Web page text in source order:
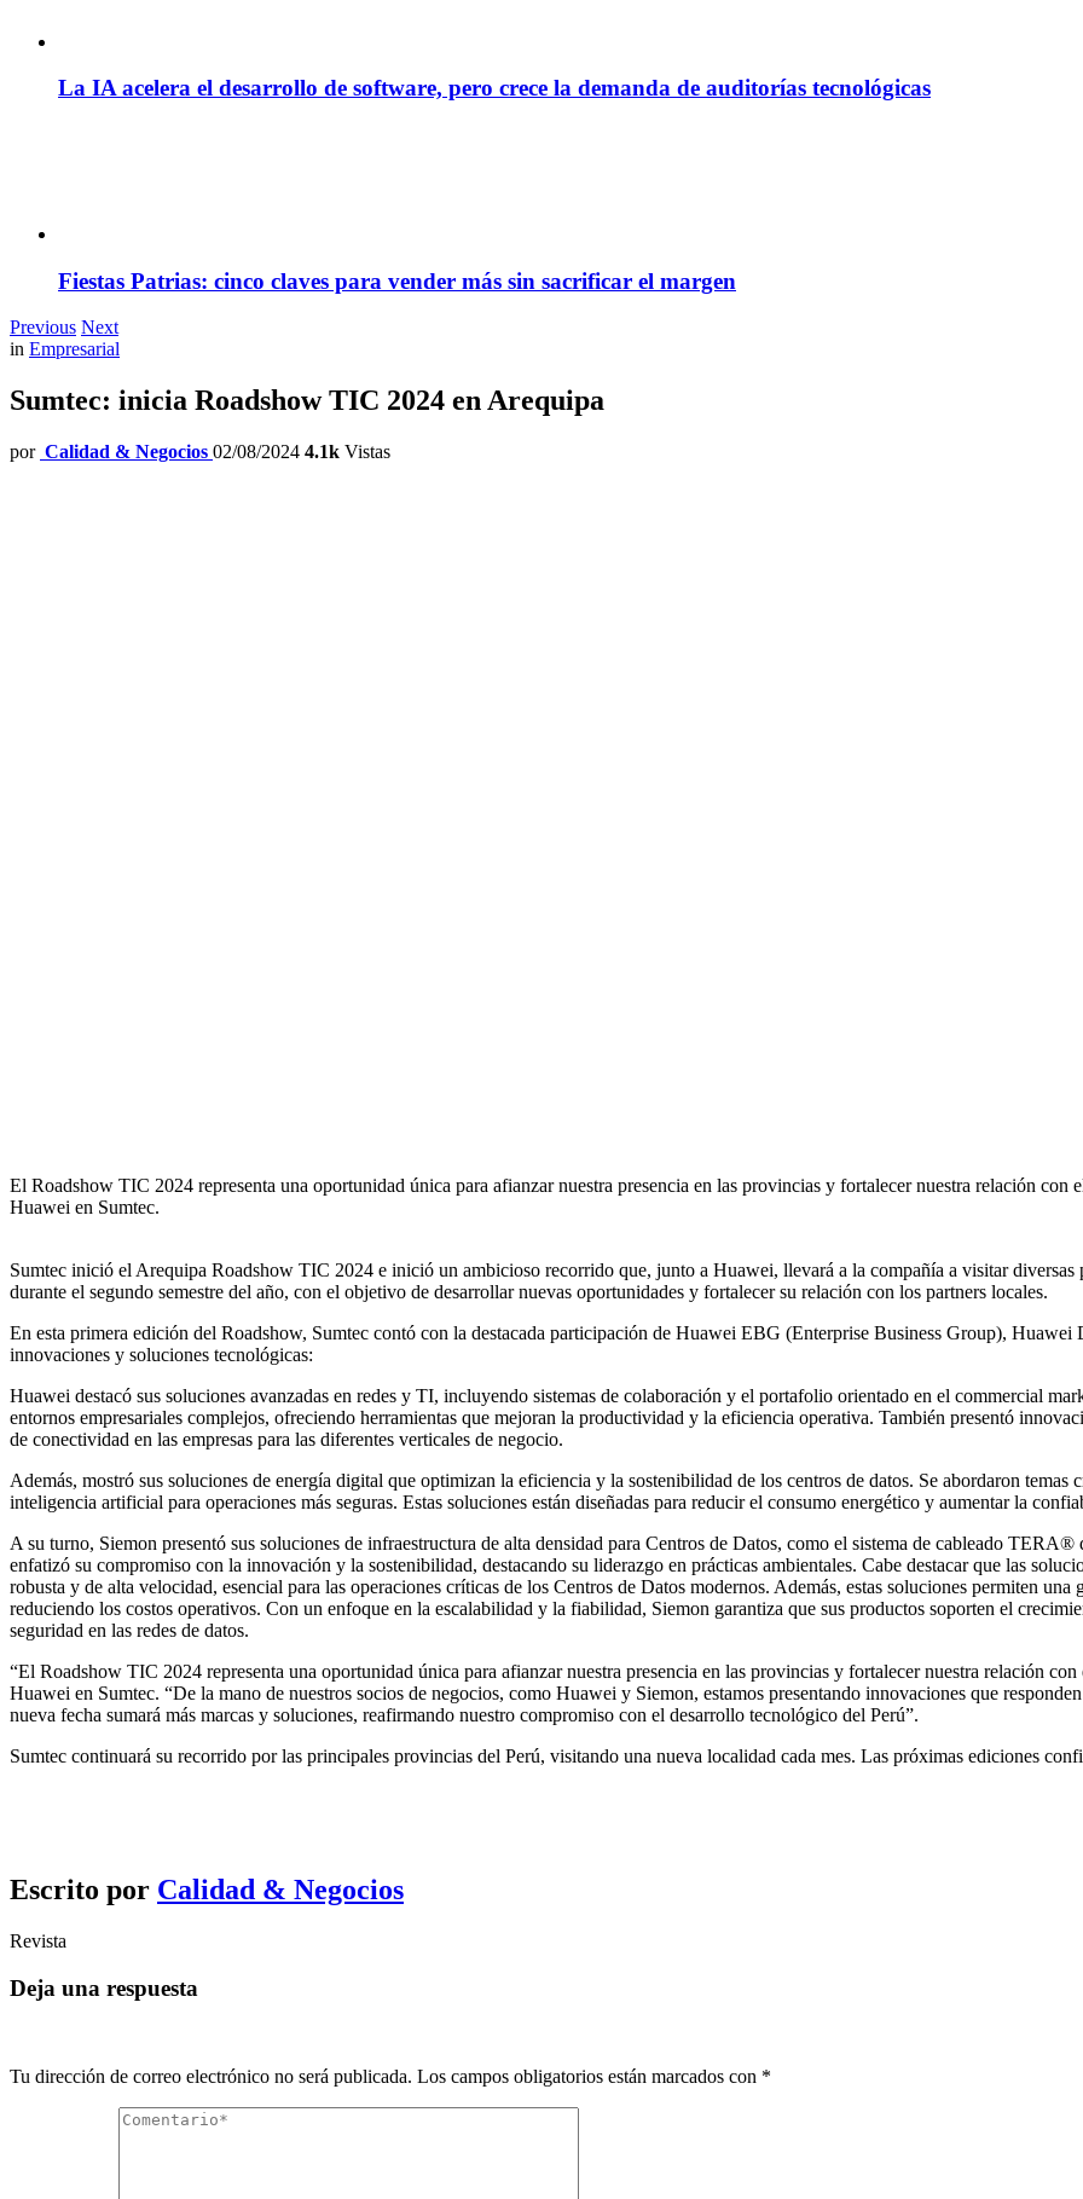
La IA acelera el desarrollo de software, pero crece la demanda de auditorías tecnológicas
Fiestas Patrias: cinco claves para vender más sin sacrificar el margen
Previous Next
in Empresarial
Sumtec: inicia Roadshow TIC 2024 en Arequipa
por Calidad & Negocios 02/08/2024 4.1k Vistas
El Roadshow TIC 2024 representa una oportunidad única para afianzar nuestra presencia en las provincias y fortalecer nuestra relación
Huawei en Sumtec.
Sumtec inició el Arequipa Roadshow TIC 2024 e inició un ambicioso recorrido que, junto a Huawei, llevará a la compañía a visitar diversas
durante el segundo semestre del año, con el objetivo de desarrollar nuevas oportunidades y fortalecer su relación con los partners locales.
En esta primera edición del Roadshow, Sumtec contó con la destacada participación de Huawei EBG (Enterprise Business Group), Huawei
innovaciones y soluciones tecnológicas:
Huawei destacó sus soluciones avanzadas en redes y TI, incluyendo sistemas de colaboración y el portafolio orientado en el commercial
entornos empresariales complejos, ofreciendo herramientas que mejoran la productividad y la eficiencia operativa. También presentó
de conectividad en las empresas para las diferentes verticales de negocio.
Además, mostró sus soluciones de energía digital que optimizan la eficiencia y la sostenibilidad de los centros de datos. Se abordaron
inteligencia artificial para operaciones más seguras. Estas soluciones están diseñadas para reducir el consumo energético y aumentar la
A su turno, Siemon presentó sus soluciones de infraestructura de alta densidad para Centros de Datos, como el sistema de cableado
enfatizó su compromiso con la innovación y la sostenibilidad, destacando su liderazgo en prácticas ambientales. Cabe destacar que las
robusta y de alta velocidad, esencial para las operaciones críticas de los Centros de Datos modernos. Además, estas soluciones permiten
reduciendo los costos operativos. Con un enfoque en la escalabilidad y la fiabilidad, Siemon garantiza que sus productos soporten el
seguridad en las redes de datos.
“El Roadshow TIC 2024 representa una oportunidad única para afianzar nuestra presencia en las provincias y fortalecer nuestra relación
Huawei en Sumtec. “De la mano de nuestros socios de negocios, como Huawei y Siemon, estamos presentando innovaciones que
nueva fecha sumará más marcas y soluciones, reafirmando nuestro compromiso con el desarrollo tecnológico del Perú”.
Sumtec continuará su recorrido por las principales provincias del Perú, visitando una nueva localidad cada mes. Las próximas ediciones
Escrito por Calidad & Negocios
Revista
Deja una respuesta
Tu dirección de correo electrónico no será publicada. Los campos obligatorios están marcados con *